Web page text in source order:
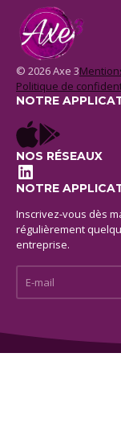
© 2026 Axe 3
Politique de
NOTRE
NOS RÉSEAUX
LinkedIn
NOTRE
Inscrivez-vous dès
régulièrement
entreprise.